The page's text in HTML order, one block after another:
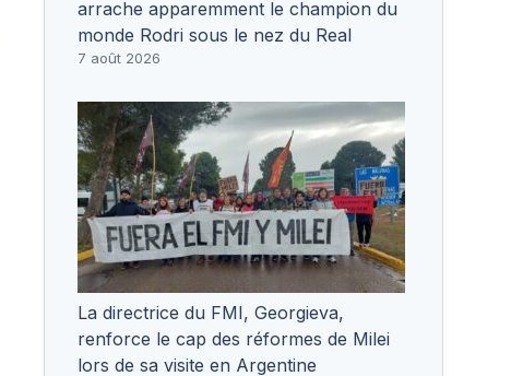
arrache apparemment le champion du
monde Rodri sous le nez du Real
7 août 2026
La directrice du FMI, Georgieva,
renforce le cap des réformes de Milei
lors de sa visite en Argentine